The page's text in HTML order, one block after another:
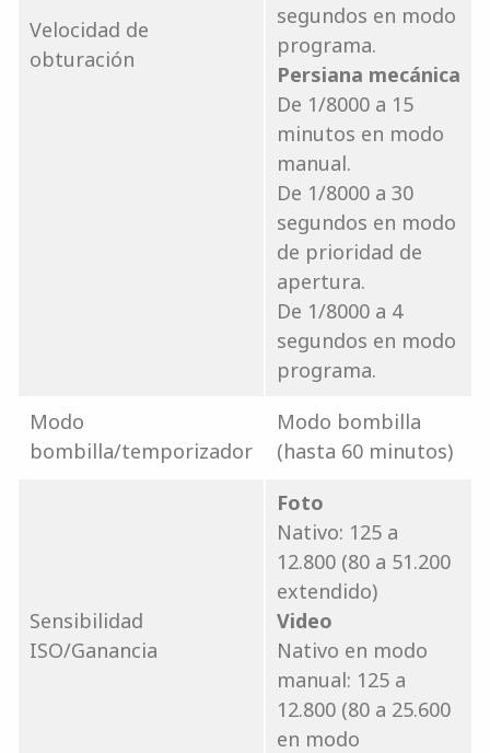
Velocidad de
obturación
segundos en modo
programa.
Persiana mecánica
De 1/8000 a 15
minutos en modo
manual.
De 1/8000 a 30
segundos en modo
de prioridad de
apertura.
De 1/8000 a 4
segundos en modo
programa.
Modo
bombilla/temporizador
Modo bombilla
(hasta 60 minutos)
Sensibilidad
ISO/Ganancia
Foto
Nativo: 125 a
12.800 (80 a 51.200
extendido)
Video
Nativo en modo
manual: 125 a
12.800 (80 a 25.600
en modo